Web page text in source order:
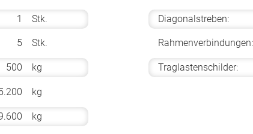
1 Stk.
5 Stk.
500 kg
kg
kg
Diagonalstreben:
Rahmenverbindungen:
Traglastenschilder: